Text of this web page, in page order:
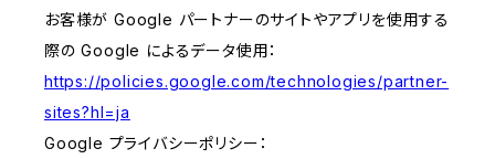
お客様が Google パートナーのサイトやアプリを使用する
際の Google によるデータ使用：
https://policies.google.com/technologies/partner-
sites?hl=ja
Google プライバシーポリシー：